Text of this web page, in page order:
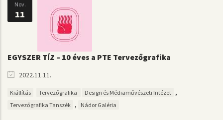
Nov.
11
EGYSZER TÍZ – 10 éves a PTE Tervezőgrafika
2022.11.11.
Kiállítás Tervezőgrafika Design és Médiaművészeti Intézet ,
Tervezőgrafika Tanszék , Nádor Galéria